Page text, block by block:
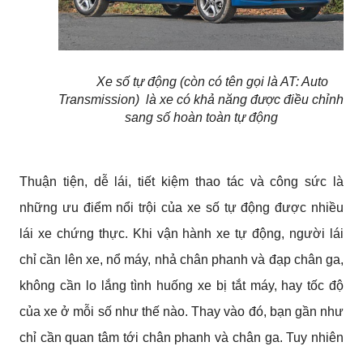
Xe số tự động (còn có tên gọi là AT: Auto
Transmission)  là xe có khả năng được điều chỉnh
sang số hoàn toàn tự động
Thuận tiện, dễ lái, tiết kiệm thao tác và công sức là
những ưu điểm nổi trội của xe số tự động được nhiều
lái xe chứng thực. Khi vận hành xe tự động, người lái
chỉ cần lên xe, nổ máy, nhả chân phanh và đạp chân ga,
không cần lo lắng tình huống xe bị tắt máy, hay tốc độ
của xe ở mỗi số như thế nào. Thay vào đó, bạn gần như
chỉ cần quan tâm tới chân phanh và chân ga. Tuy nhiên